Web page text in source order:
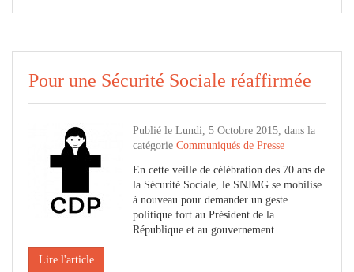
Pour une Sécurité Sociale réaffirmée
Publié le Lundi, 5 Octobre 2015, dans la
catégorie Communiqués de Presse
En cette veille de célébration des 70 ans de
la Sécurité Sociale, le SNJMG se mobilise
à nouveau pour demander un geste
politique fort au Président de la
République et au gouvernement.
Lire l'article